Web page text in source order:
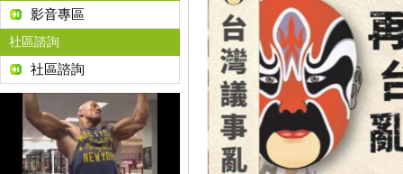
影音專區
社區諮詢
社區諮詢